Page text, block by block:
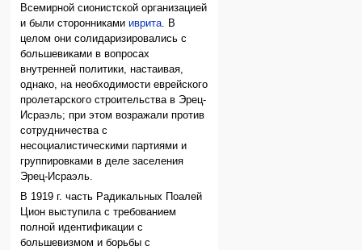
Всемирной сионистской организацией
и были сторонникамииврита . В
целом они солидаризировались с
большевиками в вопросах
внутренней политики, настаивая,
однако, на необходимости еврейского
пролетарского строительства в Эрец-
Исраэль; при этом возражали против
сотрудничества с
несоциалистическими партиями и
группировками в деле заселения
Эрец-Исраэль.
В 1919 г. часть Радикальных Поалей
Цион выступила с требованием
полной идентификации с
большевизмом и борьбы с